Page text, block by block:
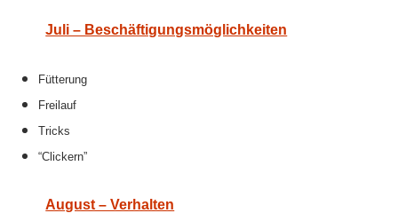
Juli – Beschäftigungsmöglichkeiten
Fütterung
Freilauf
Tricks
“Clickern”
August – Verhalten